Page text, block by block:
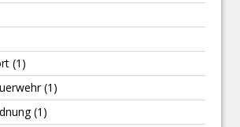
(1)
(1)
(1)